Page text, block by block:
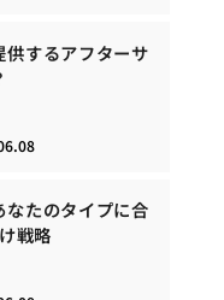
するアフターサ
たのタイプに合
戦略